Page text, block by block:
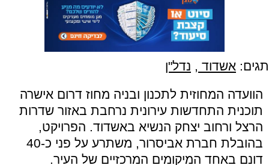
תגים: אשדוד , נדל"ן
הוועדה המחוזית לתכנון ובניה מחוז דרום אישרה
תוכנית התחדשות עירונית נרחבת באזור שדרות
הרצל ורחוב יצחק הנשיא באשדוד. הפרויקט,
בהובלת חברת אביסרור, משתרע על פני כ-40
דונם באחד המיקומים המרכזיים של העיר.